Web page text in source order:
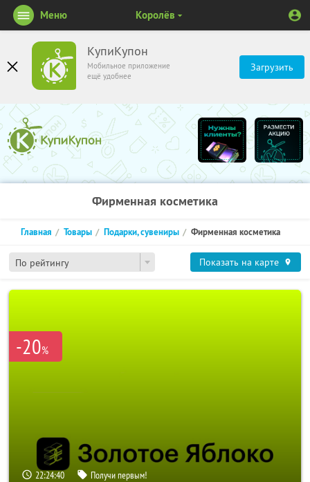
КупиКупон
Мобильное приложение
ещё удобнее
Загрузить
Меню Королёв
Фирменная косметика
По рейтингу
Главная Товары Подарки, сувениры Фирменная косметика
Показать на карте
-20%
22:24:40 Получи первым!